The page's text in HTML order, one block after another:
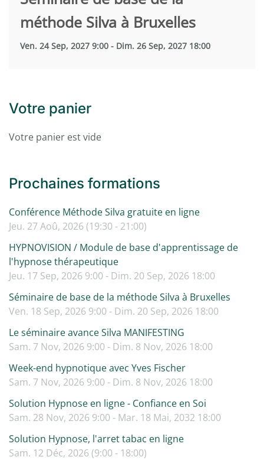
méthode Silva à Bruxelles
Ven. 24 Sep, 2027 9:00 - Dim. 26 Sep, 2027 18:00
Votre panier
Votre panier est vide
Prochaines formations
Conférence Méthode Silva gratuite en ligne
Jeu. 27 Aoû, 2026 (19:30 - 21:00)
HYPNOVISION / Module de base d'apprentissage de
l'hypnose thérapeutique
Jeu. 17 Sep, 2026 9:00 - Dim. 20 Sep, 2026 18:00
Séminaire de base de la méthode Silva à Bruxelles
Ven. 18 Sep, 2026 9:00 - Dim. 20 Sep, 2026 18:00
Le séminaire avance Silva MANIFESTING
Sam. 7 Nov, 2026 9:00 - Dim. 8 Nov, 2026 18:00
Week-end hypnotique avec Yves Fischer
Sam. 7 Nov, 2026 9:00 - Dim. 8 Nov, 2026 18:00
Solution Hypnose en ligne - Confiance en Soi
Sam. 28 Nov, 2026 9:00 - Mar. 18 Mai, 2032 18:00
Solution Hypnose, l'arret tabac en ligne
Sam. 12 Déc, 2026 (9:00 - 18:00)